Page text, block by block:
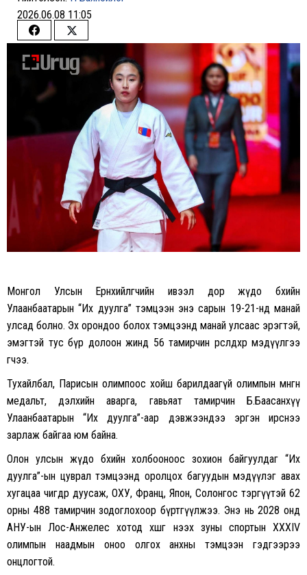
2026.06.08 11:05
Share
on
Facebook
Share
on
Монгол Улсын Ерөнхийлөгчийн ивээл дор жүдо бөхийн
Улаанбаатарын “Их дуулга” тэмцээн энэ сарын 19-21-нд манай
улсад болно. Эх орондоо болох тэмцээнд манай улсаас эрэгтэй,
эмэгтэй тус бүр долоон жинд 56 тамирчин өрсөлдөхөөр мэдүүлгээ
өгчээ.
Тухайлбал, Парисын олимпоос хойш барилдаагүй олимпын мөнгөн
медальт, дэлхийн аварга, гавьяат тамирчин Б.Баасанхүү
Улаанбаатарын “Их дуулга”-аар дэвжээндээ эргэн ирснээ
зарлаж байгаа юм байна.
Олон улсын жүдо бөхийн холбооноос зохион байгуулдаг “Их
дуулга”-ын цуврал тэмцээнд оролцох багуудын мэдүүлэг авах
хугацаа өчигдөр дуусаж, ОХУ, Франц, Япон, Солонгос тэргүүтэй 62
орны 488 тамирчин зодоглохоор бүртгүүлжээ. Энэ нь 2028 онд
АНУ-ын Лос-Анжелес хотод хөшгөө нээх зуны спортын XXXIV
олимпын наадмын оноо олгох анхны тэмцээн гэдгээрээ
онцлогтой.